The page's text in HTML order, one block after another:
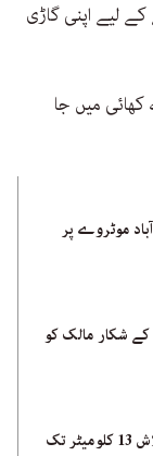
لیے اپنی گاڑی
میں جا
موٹروے پر
کے شکار مالک کو
دہلی کار حادثہ: لڑکی کی لاش 13 کلومیٹر تک